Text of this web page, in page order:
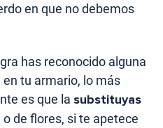
en que no debemos
has reconocido alguna
tu armario, lo más
es que la substituyas
o de flores, si te apetece